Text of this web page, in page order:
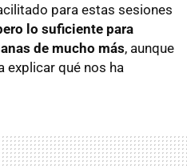
para estas sesiones
lo suficiente para
de mucho más, aunque
explicar qué nos ha